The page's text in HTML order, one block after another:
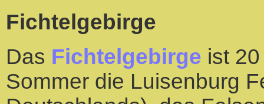
Fichtelgebirge
Das Fichtelgebirge ist
Sommer die Luisenburg